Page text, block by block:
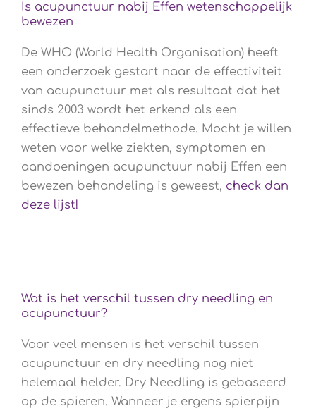
Is acupunctuur nabij Effen wetenschappelijk
bewezen
De WHO (World Health Organisation) heeft
een onderzoek gestart naar de effectiviteit
van acupunctuur met als resultaat dat het
sinds 2003 wordt het erkend als een
effectieve behandelmethode. Mocht je willen
weten voor welke ziekten, symptomen en
aandoeningen acupunctuur nabij Effen een
bewezen behandeling is geweest, check dan
deze lijst!
Wat is het verschil tussen dry needling en
acupunctuur?
Voor veel mensen is het verschil tussen
acupunctuur en dry needling nog niet
helemaal helder. Dry Needling is gebaseerd
op de spieren. Wanneer je ergens spierpijn